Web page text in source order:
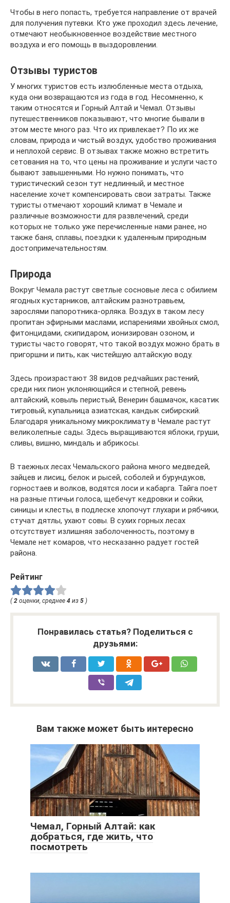
Чтобы в него попасть, требуется направление от врачей
для получения путевки. Кто уже проходил здесь лечение,
отмечают необыкновенное воздействие местного
воздуха и его помощь в выздоровлении.
Отзывы туристов
У многих туристов есть излюбленные места отдыха,
куда они возвращаются из года в год. Несомненно, к
таким относятся и Горный Алтай и Чемал. Отзывы
путешественников показывают, что многие бывали в
этом месте много раз. Что их привлекает? По их же
словам, природа и чистый воздух, удобство проживания
и неплохой сервис. В отзывах также можно встретить
сетования на то, что цены на проживание и услуги часто
бывают завышенными. Но нужно понимать, что
туристический сезон тут недлинный, и местное
население хочет компенсировать свои затраты. Также
туристы отмечают хороший климат в Чемале и
различные возможности для развлечений, среди
которых не только уже перечисленные нами ранее, но
также баня, сплавы, поездки к удаленным природным
достопримечательностям.
Природа
Вокруг Чемала растут светлые сосновые леса с обилием
ягодных кустарников, алтайским разнотравьем,
зарослями папоротника-орляка. Воздух в таком лесу
пропитан эфирными маслами, испарениями хвойных смол,
фитонцидами, скипидаром, ионизирован озоном, и
туристы часто говорят, что такой воздух можно брать в
пригоршни и пить, как чистейшую алтайскую воду.
Здесь произрастают 38 видов редчайших растений,
среди них пион уклоняющийся и степной, ревень
алтайский, ковыль перистый, Венерин башмачок, касатик
тигровый, купальница азиатская, кандык сибирский.
Благодаря уникальному микроклимату в Чемале растут
великолепные сады. Здесь выращиваются яблоки, груши,
сливы, вишню, миндаль и абрикосы.
В таежных лесах Чемальского района много медведей,
зайцев и лисиц, белок и рысей, соболей и бурундуков,
горностаев и волков, водятся лоси и кабарга. Тайга поет
на разные птичьи голоса, щебечут кедровки и сойки,
синицы и клесты, в подлеске хлопочут глухари и рябчики,
стучат дятлы, ухают совы. В сухих горных лесах
отсутствует излишняя заболоченность, поэтому в
Чемале нет комаров, что несказанно радует гостей
района.
Рейтинг
( 2 оценки, среднее 4 из 5 )
Понравилась статья? Поделиться с
друзьями:
Вам также может быть интересно
Чемал, Горный Алтай: как
добраться, где жить, что
посмотреть